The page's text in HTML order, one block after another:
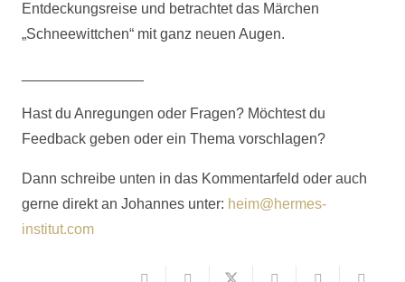
Entdeckungsreise und betrachtet das Märchen
„Schneewittchen“ mit ganz neuen Augen.
Hast du Anregungen oder Fragen? Möchtest du
Feedback geben oder ein Thema vorschlagen?
Dann schreibe unten in das Kommentarfeld oder auch
gerne direkt an Johannes unter: heim@hermes-
institut.com